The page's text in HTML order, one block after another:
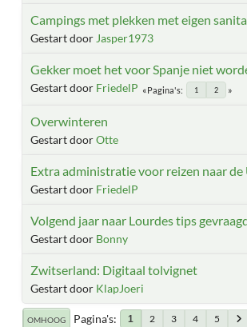
Campings met plekken met eigen
Gestart door Jasper1973
Gekker moet het voor Spanje niet
Gestart door FriedelP Pagina's 1 2
Overwinteren
Gestart doorOtte
Extra administratie voor reizen naar de
Gestart door FriedelP
Volgend jaar naar Lourdes tips
Gestart door Bonny
Zwitserland: Digitaal tolvignet
Gestart door KlapJoeri
OMHOOG Pagina's 1 2 3 4 5